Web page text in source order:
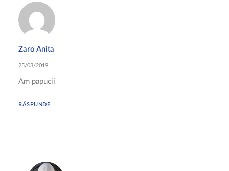
Zaro Anita
25/03/2019
Am papucii
RĂSPUNDE